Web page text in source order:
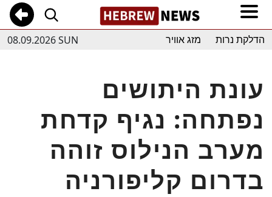
08.09.2026 SUN הדלקת נרות מזג אוויר
עונת היתושים
נפתחה: נגיף קדחת
מערב הנילוס זוהה
בדרום קליפורניה